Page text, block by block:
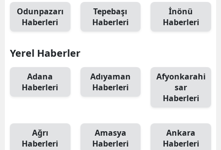
Odunpazarı
Haberleri
Tepebaşı
Haberleri
İnönü
Haberleri
Yerel Haberler
Adana
Haberleri
Adıyaman
Haberleri
Afyonkarahi
sar
Haberleri
Ağrı
Haberleri
Amasya
Haberleri
Ankara
Haberleri